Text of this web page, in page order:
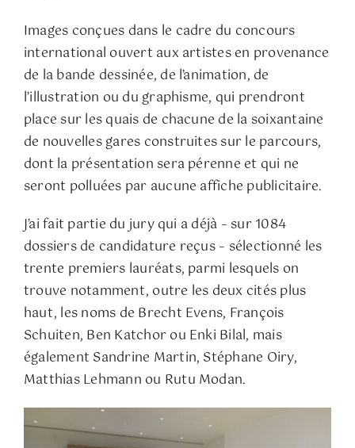
Images conçues dans le cadre du concours
international ouvert aux artistes en provenance
de la bande dessinée, de l’animation, de
l’illustration ou du graphisme, qui prendront
place sur les quais de chacune de la soixantaine
de nouvelles gares construites sur le parcours,
dont la présentation sera pérenne et qui ne
seront polluées par aucune affiche publicitaire.
J’ai fait partie du jury qui a déjà – sur 1084
dossiers de candidature reçus – sélectionné les
trente premiers lauréats, parmi lesquels on
trouve notamment, outre les deux cités plus
haut, les noms de Brecht Evens, François
Schuiten, Ben Katchor ou Enki Bilal, mais
également Sandrine Martin, Stéphane Oiry,
Matthias Lehmann ou Rutu Modan.